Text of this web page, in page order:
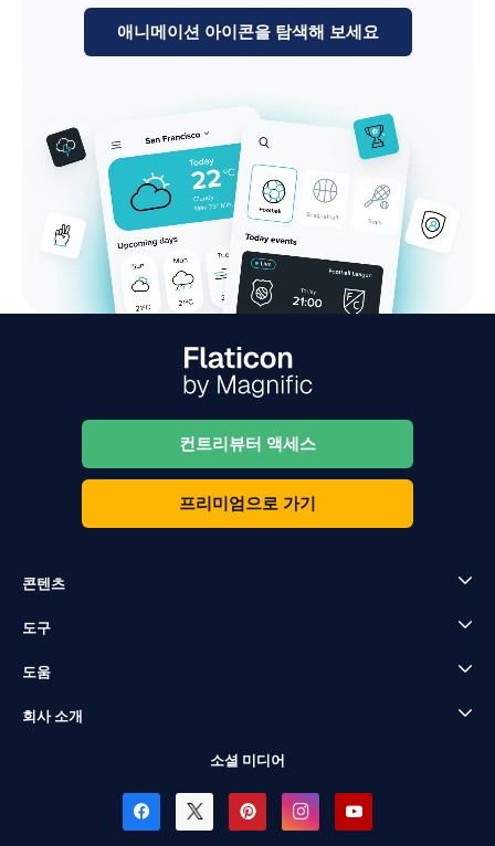
애니메이션 아이콘을 탐색해 보세요
컨트리뷰터 액세스
프리미엄으로 가기
콘텐츠
도구
도움
회사 소개
소셜 미디어